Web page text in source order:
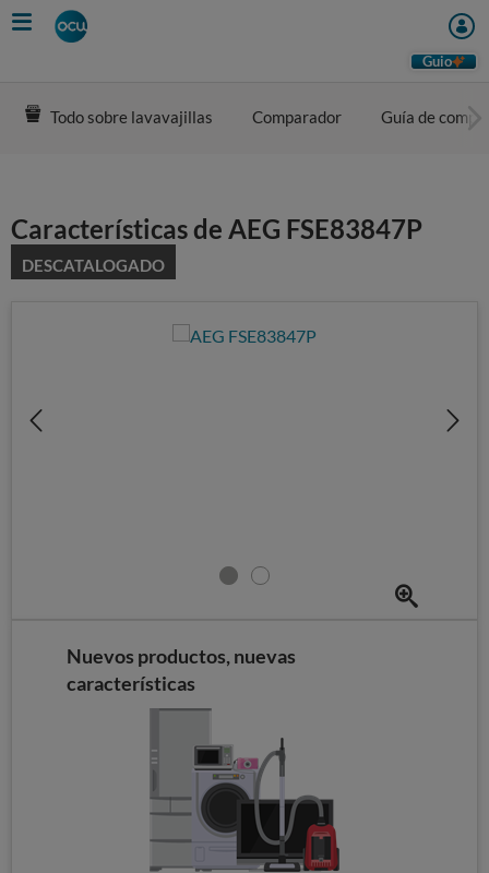
Skip
to
Guio
Todo sobre lavavajillas Comparador Guía de
Características de AEG FSE83847P
DESCATALOGADO
Nuevos productos, nuevas
características